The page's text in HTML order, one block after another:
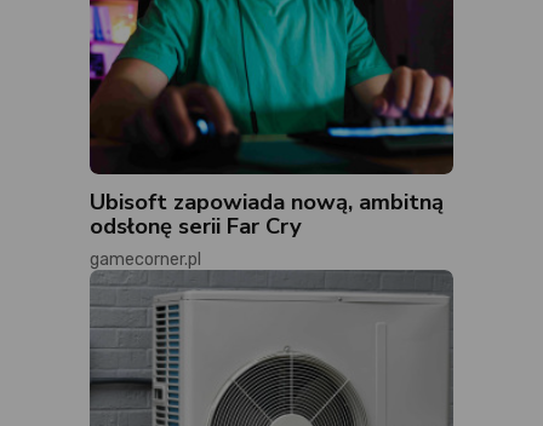
Ubisoft zapowiada nową, ambitną
odsłonę serii Far Cry
gamecorner.pl